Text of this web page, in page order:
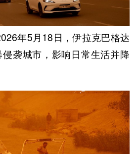
年5月18日，伊拉克巴格达
袭城市，影响日常生活并降